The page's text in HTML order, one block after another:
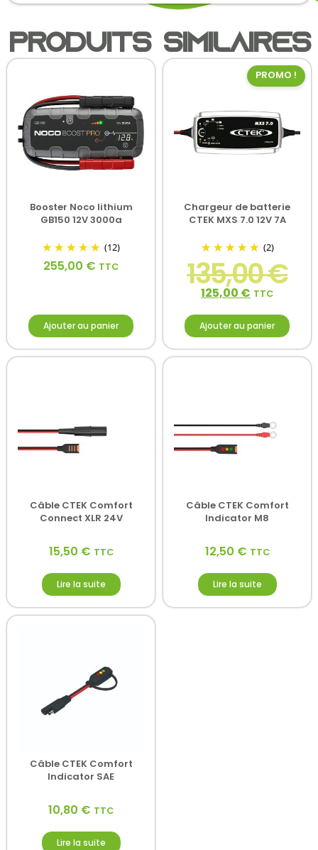
Produits similaires
Booster Noco lithium
GB150 12V 3000a
(12)
255,00 € TTC
Ajouter au panier
PROMO !
Chargeur de batterie
CTEK MXS 7.0 12V 7A
(2)
135,00€
125,00 € TTC
Ajouter au panier
Câble CTEK Comfort
Connect XLR 24V
15,50 € TTC
Lire la suite
Câble CTEK Comfort
Indicator M8
12,50 € TTC
Lire la suite
Câble CTEK Comfort
Indicator SAE
10,80 € TTC
Lire la suite